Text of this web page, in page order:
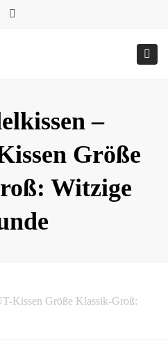
0157.77545786
Submit
–
Größe
Witzige
Kissen Größe Klassik-Groß: